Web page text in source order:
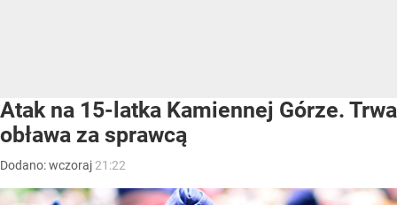
Atak na 15-latka Kamiennej Górze. Trwa
obława za sprawcą
Dodano:wczoraj 21:22